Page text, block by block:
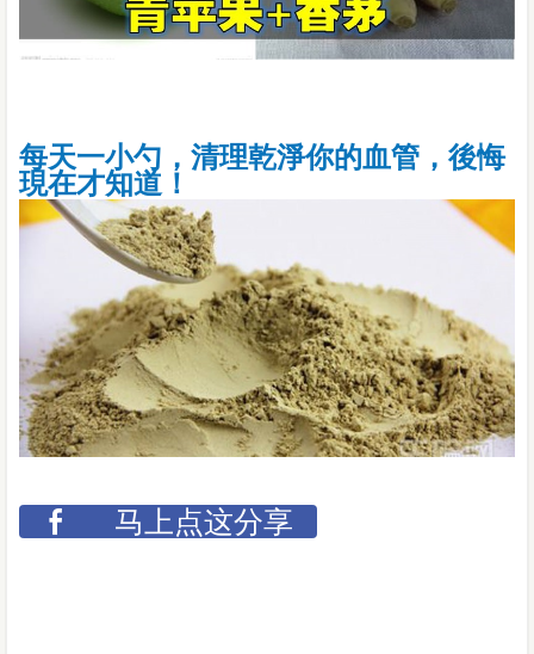
每天一小勺，清理乾淨你的血管，後悔
現在才知道！
马上点这分享